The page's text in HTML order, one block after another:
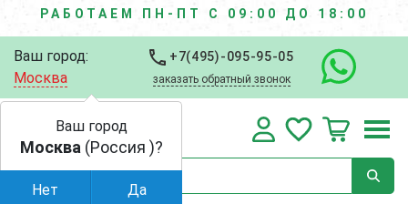
РАБОТАЕМ ПН-ПТ С 09:00 ДО 18:00
Ваш город:
Москва
+7(495)-095-95-05
заказать обратный звонок
Ваш город
Москва (Россия )?
Нет Да